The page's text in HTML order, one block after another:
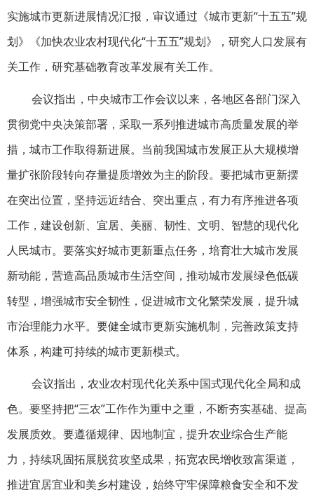
实施城市更新进展情况汇报，审议通过《城市更新“十五五”规
划》《加快农业农村现代化“十五五”规划》，研究人口发展有
关工作，研究基础教育改革发展有关工作。
会议指出，中央城市工作会议以来，各地区各部门深入
贯彻党中央决策部署，采取一系列推进城市高质量发展的举
措，城市工作取得新进展。当前我国城市发展正从大规模增
量扩张阶段转向存量提质增效为主的阶段。要把城市更新摆
在突出位置，坚持远近结合、突出重点，有力有序推进各项
工作，建设创新、宜居、美丽、韧性、文明、智慧的现代化
人民城市。要落实好城市更新重点任务，培育壮大城市发展
新动能，营造高品质城市生活空间，推动城市发展绿色低碳
转型，增强城市安全韧性，促进城市文化繁荣发展，提升城
市治理能力水平。要健全城市更新实施机制，完善政策支持
体系，构建可持续的城市更新模式。
会议指出，农业农村现代化关系中国式现代化全局和成
色。要坚持把“三农”工作作为重中之重，不断夯实基础、提高
发展质效。要遵循规律、因地制宜，提升农业综合生产能
力，持续巩固拓展脱贫攻坚成果，拓宽农民增收致富渠道，
推进宜居宜业和美乡村建设，始终守牢保障粮食安全和不发